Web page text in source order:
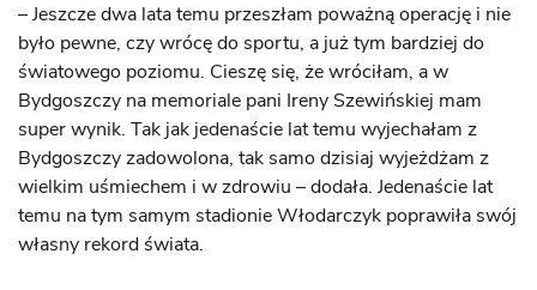
– Jeszcze dwa lata temu przeszłam poważną operację i nie
było pewne, czy wrócę do sportu, a już tym bardziej do
światowego poziomu. Cieszę się, że wróciłam, a w
Bydgoszczy na memoriale pani Ireny Szewińskiej mam
super wynik. Tak jak jedenaście lat temu wyjechałam z
Bydgoszczy zadowolona, tak samo dzisiaj wyjeżdżam z
wielkim uśmiechem i w zdrowiu – dodała. Jedenaście lat
temu na tym samym stadionie Włodarczyk poprawiła swój
własny rekord świata.